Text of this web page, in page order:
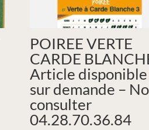
POIREE VERTE
CARDE
Article disponible
sur demande –
consulter
04.28.70.36.84